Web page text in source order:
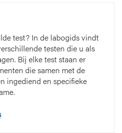
test? In de labogids vindt
testen die u als
Bij elke test staan er
die samen met de
ingediend en specifieke